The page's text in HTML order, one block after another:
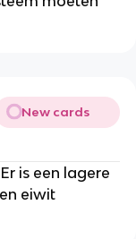
New cards
is een lagere
eiwit